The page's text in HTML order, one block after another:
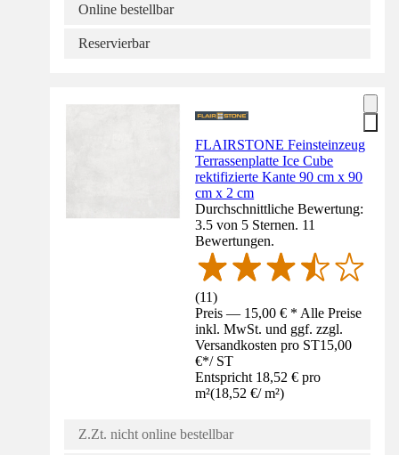
Online bestellbar
Reservierbar
FLAIRSTONE Feinsteinzeug
Terrassenplatte Ice Cube
rektifizierte Kante 90 cm x 90
cm x 2 cm
Durchschnittliche Bewertung:
3.5 von 5 Sternen. 11
Bewertungen.
(11)
Preis — 15,00 € * Alle Preise
inkl. MwSt. und ggf. zzgl.
Versandkosten pro ST15,00
€*/ ST
Entspricht 18,52 € pro
m²(18,52 €/ m²)
Z.Zt. nicht online bestellbar